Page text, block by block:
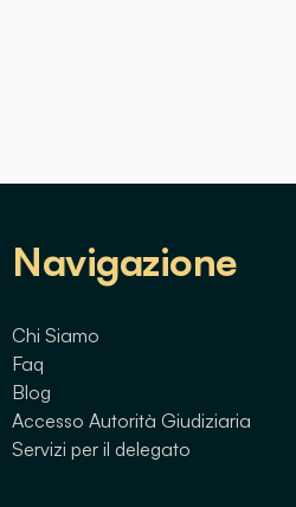
Navigazione
Chi Siamo
Faq
Blog
Accesso Autorità Giudiziaria
Servizi per il delegato